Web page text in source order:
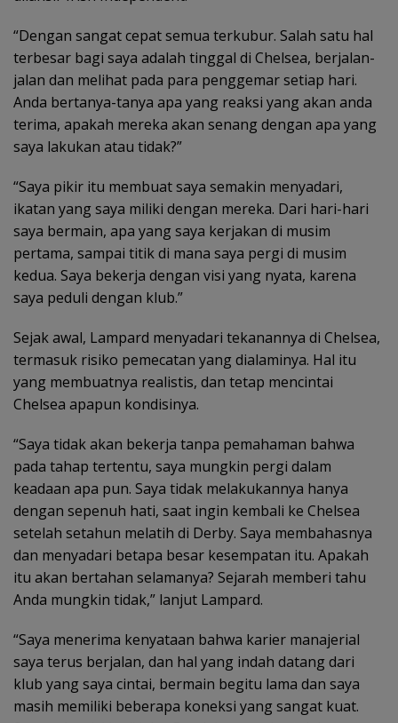
“Dengan sangat cepat semua terkubur. Salah satu hal
terbesar bagi saya adalah tinggal di Chelsea, berjalan-
jalan dan melihat pada para penggemar setiap hari.
Anda bertanya-tanya apa yang reaksi yang akan anda
terima, apakah mereka akan senang dengan apa yang
saya lakukan atau tidak?”
“Saya pikir itu membuat saya semakin menyadari,
ikatan yang saya miliki dengan mereka. Dari hari-hari
saya bermain, apa yang saya kerjakan di musim
pertama, sampai titik di mana saya pergi di musim
kedua. Saya bekerja dengan visi yang nyata, karena
saya peduli dengan klub.”
Sejak awal, Lampard menyadari tekanannya di Chelsea,
termasuk risiko pemecatan yang dialaminya. Hal itu
yang membuatnya realistis, dan tetap mencintai
Chelsea apapun kondisinya.
“Saya tidak akan bekerja tanpa pemahaman bahwa
pada tahap tertentu, saya mungkin pergi dalam
keadaan apa pun. Saya tidak melakukannya hanya
dengan sepenuh hati, saat ingin kembali ke Chelsea
setelah setahun melatih di Derby. Saya membahasnya
dan menyadari betapa besar kesempatan itu. Apakah
itu akan bertahan selamanya? Sejarah memberi tahu
Anda mungkin tidak,” lanjut Lampard.
“Saya menerima kenyataan bahwa karier manajerial
saya terus berjalan, dan hal yang indah datang dari
klub yang saya cintai, bermain begitu lama dan saya
masih memiliki beberapa koneksi yang sangat kuat.